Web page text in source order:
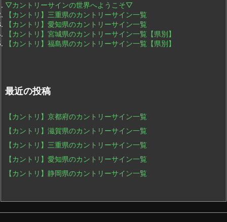
▽カントリーサインの世界へようこそ▽
【カントリ】三重県のカントリーサイン一覧
【カントリ】愛知県のカントリーサイン一覧
【カントリ】宮城県のカントリーサイン一覧【県別】
【カントリ】福島県のカントリーサイン一覧【県別】
最近の投稿
【カントリ】京都府のカントリーサイン一覧
【カントリ】滋賀県のカントリーサイン一覧
【カントリ】三重県のカントリーサイン一覧
【カントリ】愛知県のカントリーサイン一覧
【カントリ】静岡県のカントリーサイン一覧